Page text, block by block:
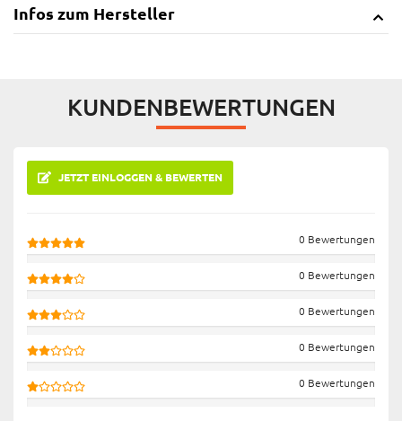
Infos zum Hersteller
KUNDENBEWERTUNGEN
JETZT EINLOGGEN & BEWERTEN
0 Bewertungen
0 Bewertungen
0 Bewertungen
0 Bewertungen
0 Bewertungen